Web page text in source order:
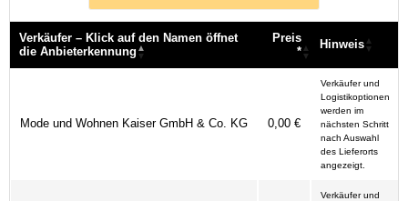
Verkäufer – Klick auf den Namen öffnet
die Anbieterkennung
Preis
*
Hinweis
Mode und Wohnen Kaiser GmbH & Co. KG 0,00 €
Verkäufer und
Logistikoptionen
werden im
nächsten Schritt
nach Auswahl
des Lieferorts
angezeigt.
Verkäufer und